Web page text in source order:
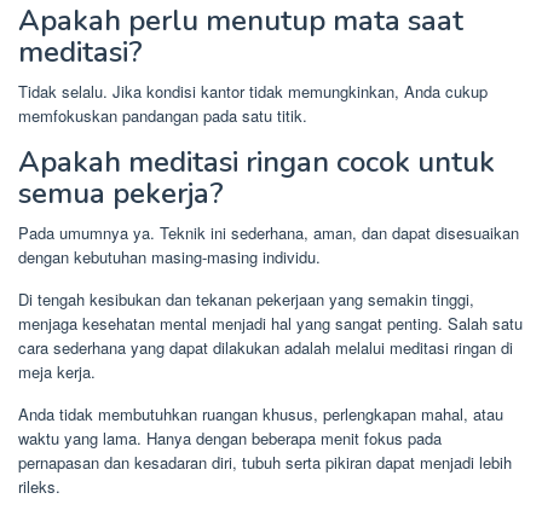
Apakah perlu menutup mata saat
meditasi?
Tidak selalu. Jika kondisi kantor tidak memungkinkan, Anda cukup
memfokuskan pandangan pada satu titik.
Apakah meditasi ringan cocok untuk
semua pekerja?
Pada umumnya ya. Teknik ini sederhana, aman, dan dapat disesuaikan
dengan kebutuhan masing-masing individu.
Di tengah kesibukan dan tekanan pekerjaan yang semakin tinggi,
menjaga kesehatan mental menjadi hal yang sangat penting. Salah satu
cara sederhana yang dapat dilakukan adalah melalui meditasi ringan di
meja kerja.
Anda tidak membutuhkan ruangan khusus, perlengkapan mahal, atau
waktu yang lama. Hanya dengan beberapa menit fokus pada
pernapasan dan kesadaran diri, tubuh serta pikiran dapat menjadi lebih
rileks.